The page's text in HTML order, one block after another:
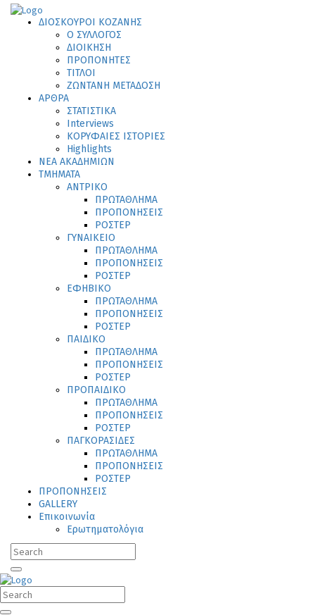
ΔΙΟΣΚΟΥΡΟΙ ΚΟΖΑΝΗΣ
Ο ΣΥΛΛΟΓΟΣ
ΔΙΟΙΚΗΣΗ
ΠΡΟΠΟΝΗΤΕΣ
ΤΙΤΛΟΙ
ΖΩΝΤΑΝΗ ΜΕΤΑΔΟΣΗ
ΑΡΘΡΑ
ΣΤΑΤΙΣΤΙΚΑ
Interviews
ΚΟΡΥΦΑΙΕΣ ΙΣΤΟΡΙΕΣ
Highlights
ΝΕΑ ΑΚΑΔΗΜΙΩΝ
ΤΜΗΜΑΤΑ
ΑΝΤΡΙΚΟ
ΠΡΩΤΑΘΛΗΜΑ
ΠΡΟΠΟΝΗΣΕΙΣ
ΡΟΣΤΕΡ
ΓΥΝΑΙΚΕΙΟ
ΠΡΩΤΑΘΛΗΜΑ
ΠΡΟΠΟΝΗΣΕΙΣ
ΡΟΣΤΕΡ
ΕΦΗΒΙΚΟ
ΠΡΩΤΑΘΛΗΜΑ
ΠΡΟΠΟΝΗΣΕΙΣ
ΡΟΣΤΕΡ
ΠΑΙΔΙΚΟ
ΠΡΩΤΑΘΛΗΜΑ
ΠΡΟΠΟΝΗΣΕΙΣ
ΡΟΣΤΕΡ
ΠΡΟΠΑΙΔΙΚΟ
ΠΡΩΤΑΘΛΗΜΑ
ΠΡΟΠΟΝΗΣΕΙΣ
ΡΟΣΤΕΡ
ΠΑΓΚΟΡΑΣΙΔΕΣ
ΠΡΩΤΑΘΛΗΜΑ
ΠΡΟΠΟΝΗΣΕΙΣ
ΡΟΣΤΕΡ
ΠΡΟΠΟΝΗΣΕΙΣ
GALLERY
Επικοινωνία
Ερωτηματολόγια